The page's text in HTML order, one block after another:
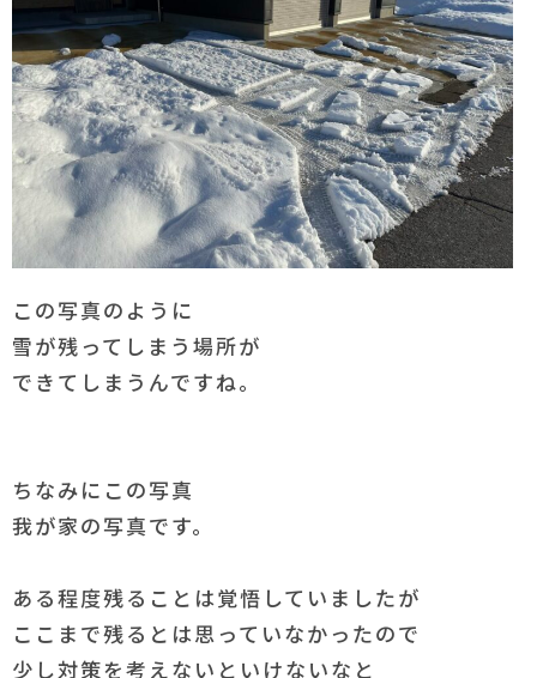
この写真のように
雪が残ってしまう場所が
できてしまうんですね。
ちなみにこの写真
我が家の写真です。
ある程度残ることは覚悟していましたが
ここまで残るとは思っていなかったので
少し対策を考えないといけないなと